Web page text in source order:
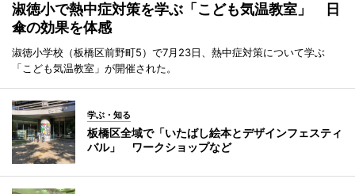
淑徳小で熱中症対策を学ぶ「こども気温教室」 日
傘の効果を体感
淑徳小学校（板橋区前野町5）で7月23日、熱中症対策について学ぶ
「こども気温教室」が開催された。
学ぶ・知る
板橋区全域で「いたばし絵本とデザインフェスティ
バル」 ワークショップなど